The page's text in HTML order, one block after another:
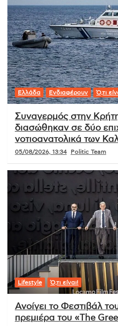
Ελλάδα Ενδιαφέρουν Ό,τι
Συναγερμός στην
διασώθηκαν σε δύο
νοτιοανατολικά των
05/08/2026, 13:34 Politic Team
Lifestyle Ό,τι είναι!
Ανοίγει το Φεστιβάλ
πρεμιέρα του «The